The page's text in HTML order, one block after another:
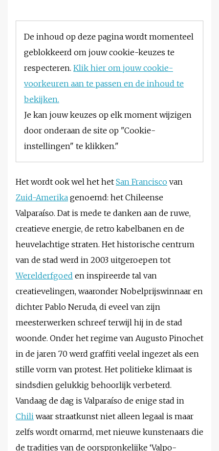
De inhoud op deze pagina wordt momenteel
geblokkeerd om jouw cookie-keuzes te
respecteren. Klik hier om jouw cookie-
voorkeuren aan te passen en de inhoud te
bekijken.
Je kan jouw keuzes op elk moment wijzigen
door onderaan de site op "Cookie-
instellingen" te klikken."
Het wordt ook wel het het San Francisco van
Zuid-Amerika genoemd: het Chileense
Valparaíso. Dat is mede te danken aan de ruwe,
creatieve energie, de retro kabelbanen en de
heuvelachtige straten. Het historische centrum
van de stad werd in 2003 uitgeroepen tot
Werelderfgoed en inspireerde tal van
creatievelingen, waaronder Nobelprijswinnaar en
dichter Pablo Neruda, di eveel van zijn
meesterwerken schreef terwijl hij in de stad
woonde. Onder het regime van Augusto Pinochet
in de jaren 70 werd graffiti veelal ingezet als een
stille vorm van protest. Het politieke klimaat is
sindsdien gelukkig behoorlijk verbeterd.
Vandaag de dag is Valparaíso de enige stad in
Chili waar straatkunst niet alleen legaal is maar
zelfs wordt omarmd, met nieuwe kunstenaars die
de tradities van de oorspronkelijke ‘Valpo-